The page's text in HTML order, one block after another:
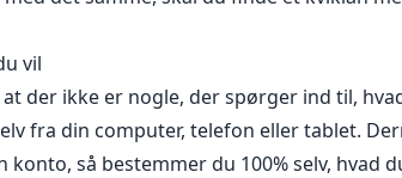
vil
der ikke er nogle, der spørger ind til,
fra din computer, telefon eller tablet.
så bestemmer du 100% selv,